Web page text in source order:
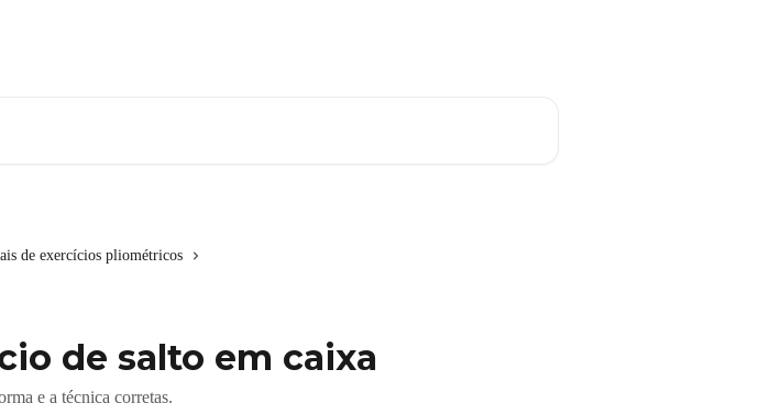
de exercícios pliométricos
de salto em caixa
e a técnica corretas.